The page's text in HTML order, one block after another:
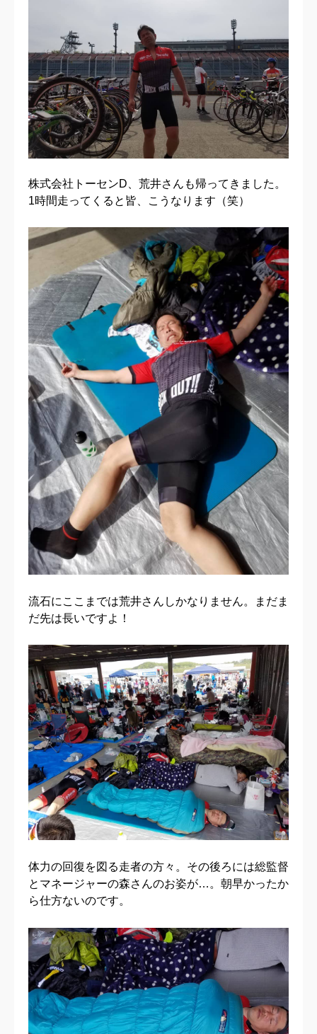
株式会社トーセンD、荒井さんも帰ってきました。
1時間走ってくると皆、こうなります（笑）
流石にここまでは荒井さんしかなりません。まだま
だ先は長いですよ！
体力の回復を図る走者の方々。その後ろには総監督
とマネージャーの森さんのお姿が…。朝早かったか
ら仕方ないのです。